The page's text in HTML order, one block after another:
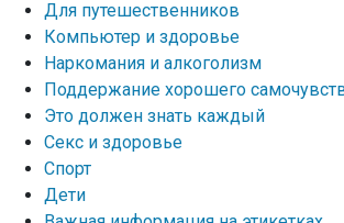
Для путешественников
Компьютер и здоровье
Наркомания и алкоголизм
Поддержание хорошего
Это должен знать каждый
Секс и здоровье
Спорт
Дети